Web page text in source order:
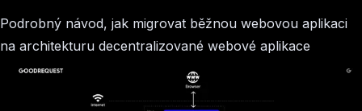
Podrobný návod, jak migrovat běžnou webovou aplikaci
na architekturu decentralizované webové aplikace